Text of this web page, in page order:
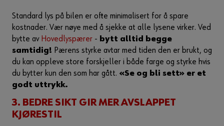
Standard lys på bilen er ofte minimalisert for å spare
kostnader. Vær nøye med å sjekke at alle lysene virker. Ved
bytte av Hovedlyspærer - bytt alltid begge
samtidig! Pærens styrke avtar med tiden den er brukt, og
du kan oppleve store forskjeller i både farge og styrke hvis
du bytter kun den som har gått. «Se og bli sett» er et
godt uttrykk.
3. BEDRE SIKT GIR MER AVSLAPPET
KJØRESTIL